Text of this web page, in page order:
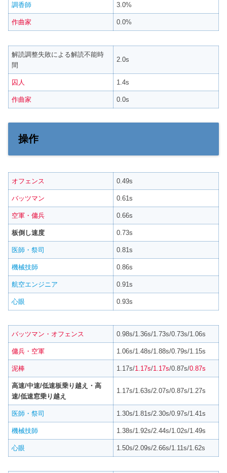
調香師 3.0%
作曲家 0.0%
解読調整失敗による解読不能時
間
2.0s
囚人 1.4s
作曲家 0.0s
操作
オフェンス 0.49s
バッツマン 0.61s
空軍・傭兵 0.66s
板倒し速度 0.73s
医師・祭司 0.81s
機械技師 0.86s
航空エンジニア 0.91s
心眼 0.93s
バッツマン・オフェンス 0.98s/1.36s/1.73s/0.73s/1.06s
傭兵・空軍 1.06s/1.48s/1.88s/0.79s/1.15s
泥棒 1.17s/1.17s/1.17s/0.87s/0.87s
高速/中速/低速板乗り越え・高
速/低速窓乗り越え
1.17s/1.63s/2.07s/0.87s/1.27s
医師・祭司 1.30s/1.81s/2.30s/0.97s/1.41s
機械技師 1.38s/1.92s/2.44s/1.02s/1.49s
心眼 1.50s/2.09s/2.66s/1.11s/1.62s